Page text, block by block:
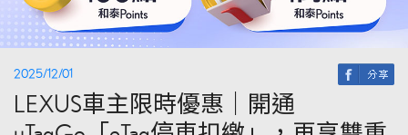
2025/12/01
LEXUS車主限時優惠｜開通